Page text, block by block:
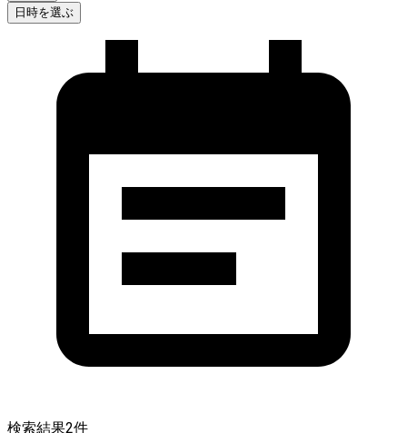
日時を選ぶ
検索結果2件